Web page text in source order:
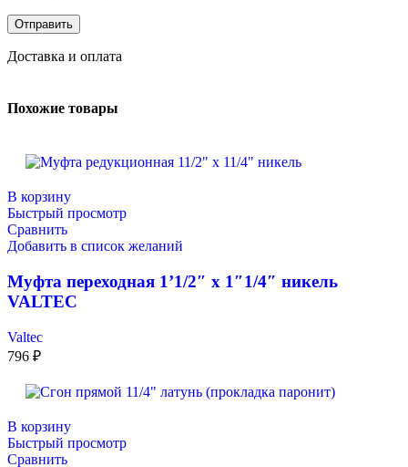
Доставка и оплата
Похожие товары
В корзину
Быстрый просмотр
Сравнить
Добавить в список желаний
Муфта переходная 1’1/2″ х 1″1/4″ никель
VALTEC
Valtec
796 ₽
В корзину
Быстрый просмотр
Сравнить